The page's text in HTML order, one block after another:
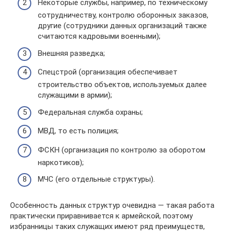
Некоторые службы, например, по техническому
сотрудничеству, контролю оборонных заказов,
другие (сотрудники данных организаций также
считаются кадровыми военными);
Внешняя разведка;
Спецстрой (организация обеспечивает
строительство объектов, используемых далее
служащими в армии);
Федеральная служба охраны;
МВД, то есть полиция;
ФСКН (организация по контролю за оборотом
наркотиков);
МЧС (его отдельные структуры).
Особенность данных структур очевидна — такая работа
практически приравнивается к армейской, поэтому
избранницы таких служащих имеют ряд преимуществ,